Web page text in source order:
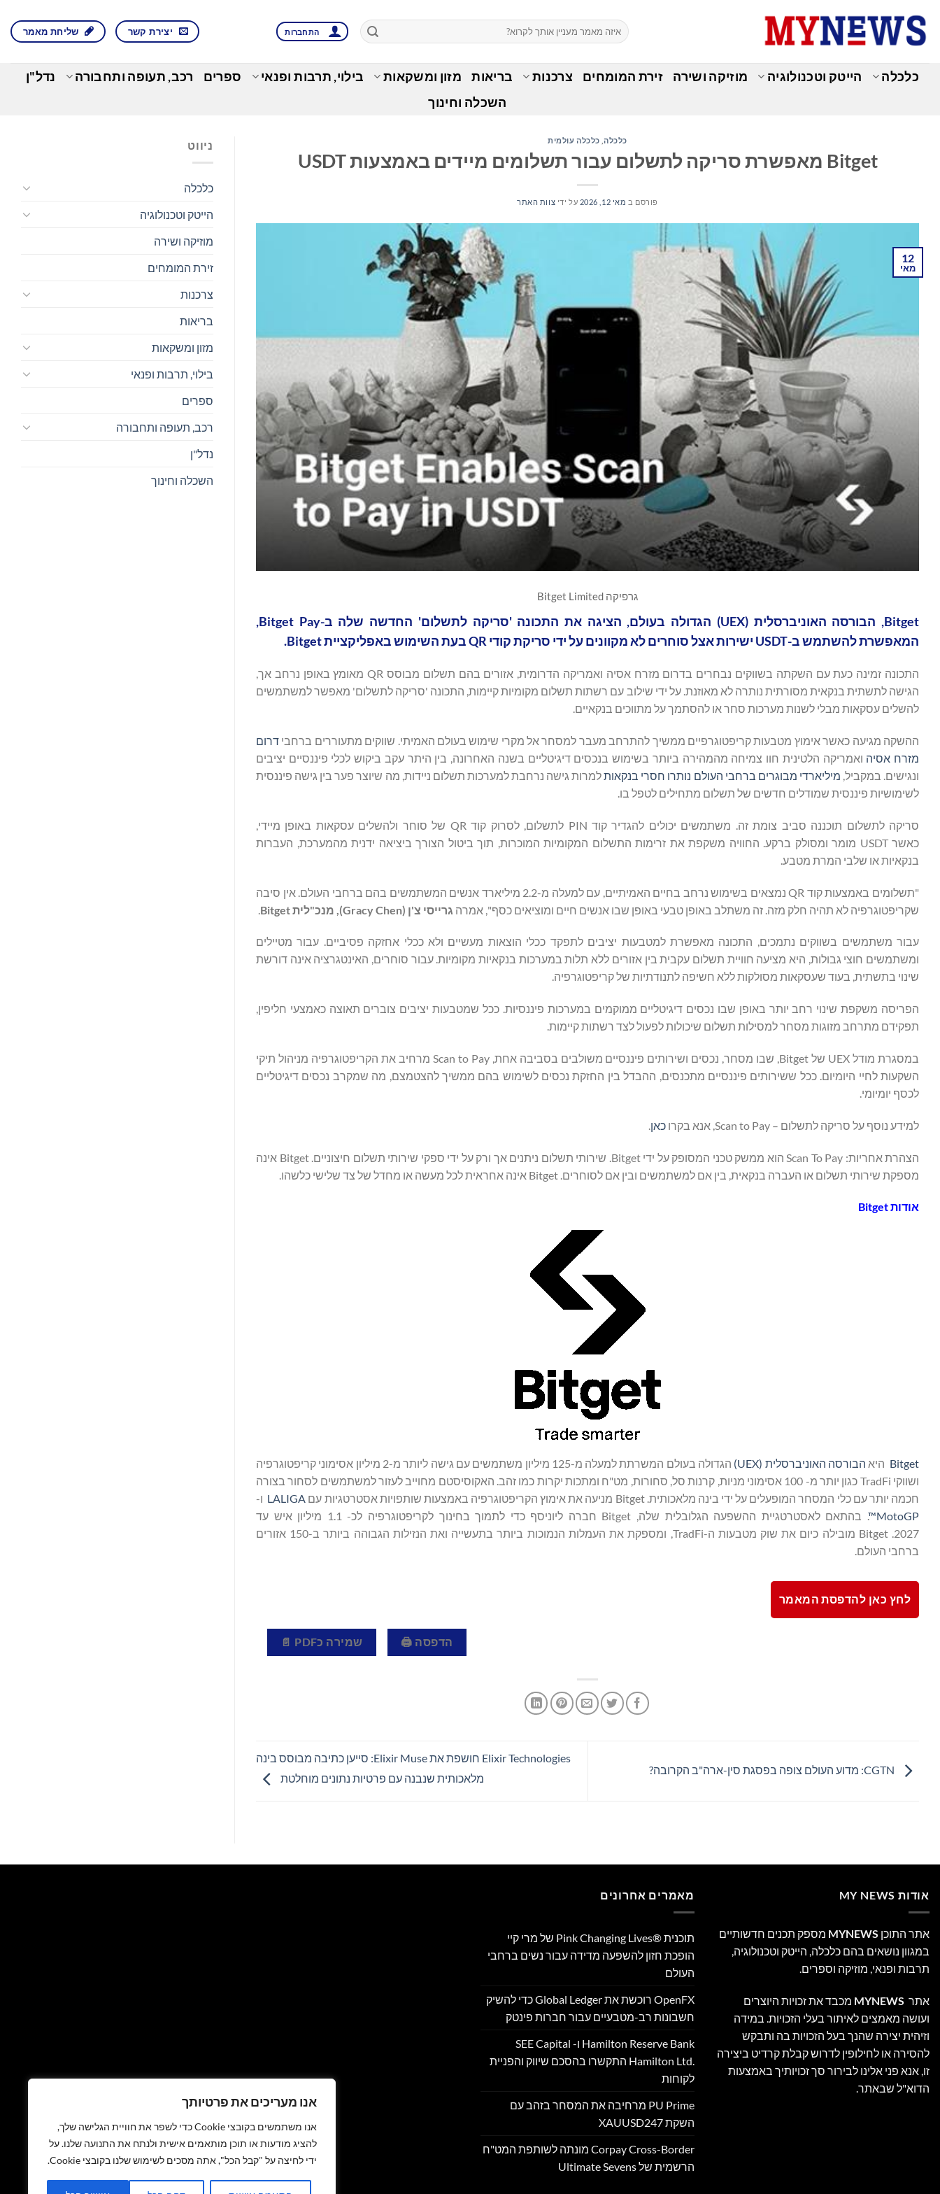
אנו מעריכים את פרטיותך
אנו משתמשים בקובצי Cookie כדי לשפר את חוויית הגלישה שלך,
להציג מודעות או תוכן מותאמים אישית ולנתח את התנועה שלנו. על
ידי לחיצה על "קבל הכל", אתה מסכים לשימוש שלנו בקובצי Cookie.
content
התחברות יצירת קשר שליחת מאמר
כלכלה הייטק וטכנולוגיה מוזיקה ושירה זירת המומחים צרכנות בריאות מזון ומשקאות בילוי, תרבות ופנאי ספרים רכב, תעופה ותחבורה
נדל"ן
השכלה וחינוך
כלכלה, כלכלה עולמית
Bitget מאפשרת סריקה לתשלום עבור תשלומים מיידים באמצעות USDT
פורסם ב מאי 12, 2026 על ידי צוות האתר
12
מאי
גרפיקה Bitget Limited
Bitget, הבורסה האוניברסלית (UEX) הגדולה בעולם, הציגה את התכונה 'סריקה לתשלום' החדשה שלה ב-Bitget Pay,
המאפשרת להשתמש ב-USDT ישירות אצל סוחרים לא מקוונים על ידי סריקת קודי QR בעת השימוש באפליקציית Bitget.
התכונה זמינה כעת עם השקתה בשווקים נבחרים בדרום מזרח אסיה ואמריקה הדרומית, אזורים בהם תשלום מבוסס QR מאומץ באופן נרחב אך,
הגישה לתשתית בנקאית מסורתית נותרה לא מאוזנת. על ידי שילוב עם רשתות תשלום מקומיות קיימות, התכונה 'סריקה לתשלום' מאפשר למשתמשים
להשלים עסקאות מבלי לשנות מערכות סחר או להסתמך על מתווכים בנקאיים.
ההשקה מגיעה כאשר אימוץ מטבעות קריפטוגרפיים ממשיך להתרחב מעבר למסחר אל מקרי שימוש בעולם האמיתי. שווקים מתעוררים ברחבי דרום
מזרח אסיה ואמריקה הלטינית חוו צמיחה מהמהירה ביותר בשימוש בנכסים דיגיטליים בשנה האחרונה, בין היתר עקב ביקוש לכלי פיננסיים יציבים
ונגישים. במקביל, מיליארדי מבוגרים ברחבי העולם נותרו חסרי בנקאותלמרות גישה נרחבת למערכות תשלום ניידות, מה שיוצר פער בין גישה פיננסית
לשימושיות פיננסית שמודלים חדשים של תשלום מתחילים לטפל בו.
סריקה לתשלום תוכננה סביב צומת זה. משתמשים יכולים להגדיר קוד PIN לתשלום, לסרוק קוד QR של סוחר ולהשלים עסקאות באופן מיידי,
כאשר USDT מומר ומסולק ברקע. החוויה משקפת את זרימות התשלום המקומיות המוכרות, תוך ביטול הצורך ביציאה ידנית מהמערכת, העברות
בנקאיות או שלבי המרת מטבע.
"תשלומים באמצעות קוד QR נמצאים בשימוש נרחב בחיים האמיתיים, עם למעלה מ-2.2 מיליארד אנשים המשתמשים בהם ברחבי העולם. אין סיבה
שקריפטוגרפיה לא תהיה חלק מזה. זה משתלב באופן טבעי באופן שבו אנשים חיים ומוציאים כסף", אמרה גרייסי צ'ן (Gracy Chen), מנכ"ליתBitget
עבור משתמשים בשווקים נתמכים, התכונה מאפשרת למטבעות יציבים לתפקד ככלי הוצאות מעשיים ולא ככלי אחזקה פסיביים. עבור מטיילים
ומשתמשים חוצי גבולות, היא מציעה חוויית תשלום עקבית בין אזורים ללא תלות במערכות בנקאיות מקומיות. עבור סוחרים, האינטגרציה אינה דורשת
שינוי בתשתית, בעוד שעסקאות מסולקות ללא חשיפה לתנודתיות של קריפטוגרפיה.
הפריסה משקפת שינוי רחב יותר באופן שבו נכסים דיגיטליים ממוקמים במערכות פיננסיות. ככל שמטבעות יציבים צוברים תאוצה כאמצעי חליפין,
תפקידם מתרחב מזוגות מסחר למסילות תשלום שיכולות לפעול לצד רשתות קיימות.
במסגרת מודל UEX של Bitget, שבו מסחר, נכסים ושירותים פיננסיים משולבים בסביבה אחת, Scan to Pay מרחיב את הקריפטוגרפיה מניהול תיקי
השקעות לחיי היומיום. ככל ששירותים פיננסיים מתכנסים, ההבדל בין החזקת נכסים לשימוש בהם ממשיך להצטמצם, מה שמקרב נכסים דיגיטליים
לכסף יומיומי.
למידע נוסף על סריקה לתשלום – Scan to Pay, אנא בקרו כאן.
הצהרת אחריות: Scan To Pay הוא ממשק טכני המסופק על ידי Bitget. שירותי תשלום ניתנים אך ורק על ידי ספקי שירותי תשלום חיצוניים. Bitget אינה
מספקת שירותי תשלום או העברה בנקאית, בין אם למשתמשים ובין אם לסוחרים. Bitget אינה אחראית לכל מעשה או מחדל של צד שלישי כלשהו.
אודותBitget
Bitget היא הבורסה האוניברסלית (UEX
)
הגדולה בעולם המשרתת למעלה מ-125 מיליון משתמשים עם גישה ליותר מ-2 מיליון אסימוני קריפטוגרפיה
ושווקי TradFi כגון יותר מ- 100 אסימוני מניות, קרנות סל, סחורות, מט"ח ומתכות יקרות כמו זהב. האקוסיסטם מחוייב לעזור למשתמשים לסחור בצורה
חכמה יותר עם כלי המסחר המופעלים על ידי בינה מלאכותית. Bitget מניעה את אימוץ הקריפטוגרפיה באמצעות שותפויות אסטרטגיות עם
LALIGA ו-
MotoGP™
. בהתאם לאסטרטגיית ההשפעה הגלובלית שלה, Bitget חברה ליוניסף כדי לתמוך בחינוך לקריפטוגרפיה לכ- 1.1 מיליון איש עד
2027. Bitget מובילה כיום את שוק מטבעות ה-TradFi, ומספקת את העמלות הנמוכות ביותר בתעשייה ואת הנזילות הגבוהה ביותר ב-150 אזורים
ברחבי העולם.
לחץ כאן להדפסת המאמר
הדפסה 🖨 שמירה כPDF 📄
Elixir Technologies חושפת את Elixir Muse: סייען כתיבה מבוסס בינה
מלאכותית שנבנה עם פרטיות נתונים מוחלטת
ניווט
כלכלה
הייטק וטכנולוגיה
מוזיקה ושירה
זירת המומחים
צרכנות
בריאות
מזון ומשקאות
בילוי, תרבות ופנאי
ספרים
רכב, תעופה ותחבורה
נדל"ן
השכלה וחינוך
אודות MY NEWS
אתר התוכן MYNEWS מספק תכנים חדשותיים
במגוון נושאים בהם כלכלה, הייטק וטכנולוגיה,
תרבות ופנאי, מוזיקה וספרים.
אתר MYNEWS מכבד את זכויות היוצרים
ועושה מאמצים לאיתור בעלי הזכויות. במידה
וזיהית יצירה שהנך בעל הזכויות בה ותבקש
להסירה או לחילופין לדרוש קבלת קרדיט ביצירה
זו, אנא פני אלינו לבירור סך זכויותיך באמצעות
הדוא"ל שבאתר.
מאמרים אחרונים
תוכנית Pink Changing Lives®‎ של מרי קיי
הופכת חזון להשפעה מדידה עבור נשים ברחבי
העולם
OpenFX רוכשת את Global Ledger כדי להשיק
חשבונות רב-מטבעיים עבור חברות פינטק
Hamilton Reserve Bank ו- SEE Capital
Hamilton Ltd.‎ התקשרו בהסכם שיווק והפניית
לקוחות
PU Prime מרחיבה את המסחר בזהב עם
השקת XAUUSD247
Corpay Cross-Border מונתה לשותפת המט"ח
הרשמית של Ultimate Sevens